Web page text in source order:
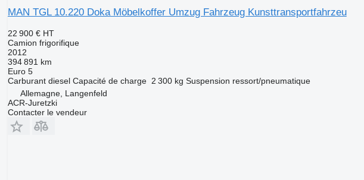
MAN TGL 10.220 Doka Möbelkoffer Umzug Fahrzeug Kunsttransportfahrzeu
22 900 € HT
Camion frigorifique
2012
394 891 km
Euro 5
Carburant diesel Capacité de charge 2 300 kg Suspension ressort/pneumatique
Allemagne, Langenfeld
ACR-Juretzki
Contacter le vendeur